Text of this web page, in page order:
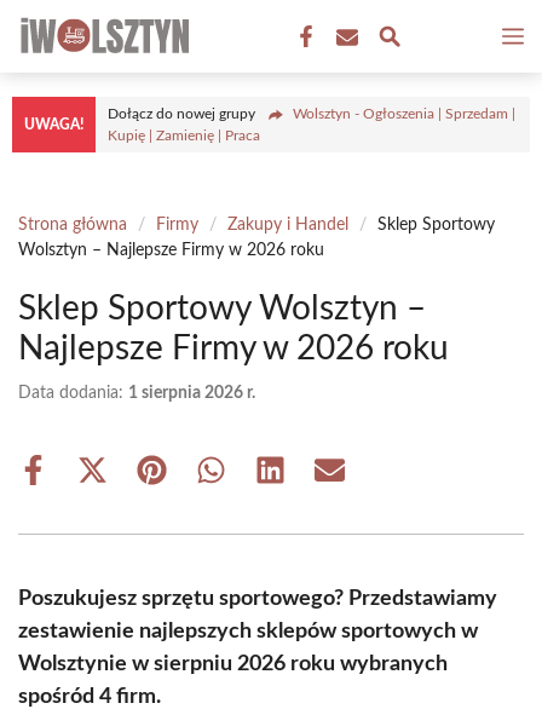
Przejdź
treści
UWAGA!
Dołącz do nowej grupy
Wolsztyn - Ogłoszenia | Sprzedam |
Kupię | Zamienię | Praca
Strona główna / Firmy / Zakupy i Handel /
Sklep Sportowy
Wolsztyn – Najlepsze Firmy w 2026 roku
Sklep Sportowy Wolsztyn –
Najlepsze Firmy w 2026 roku
Data dodania: 1 sierpnia 2026 r.
Share
Share
(Twitter)
Share Share Share Share
Poszukujesz sprzętu sportowego? Przedstawiamy
zestawienie najlepszych sklepów sportowych w
Wolsztynie w sierpniu 2026 roku wybranych
spośród 4 firm.